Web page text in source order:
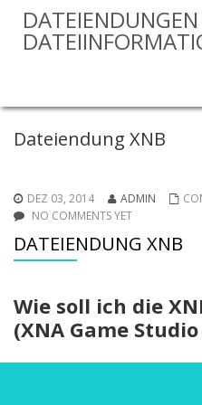
Dateiendung XNB
DEZ 03, 2014 ADMIN
NO COMMENTS YET
DATEIENDUNG XNB
Wie soll ich die
(XNA Game